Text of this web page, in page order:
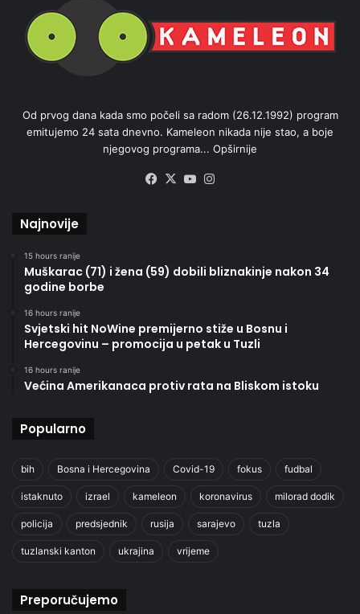
Od prvog dana kada smo počeli sa radom (26.12.1992) program
emitujemo 24 sata dnevno. Kameleon nikada nije stao, a boje
njegovog programa... Opširnije
Facebook
X YouTube
Najnovije
15 hours ranije
Muškarac (71) i žena (59) dobili bliznakinje nakon 34
godine borbe
16 hours ranije
Svjetski hit NoWine premijerno stiže u Bosnu i
Hercegovinu – promocija u petak u Tuzli
16 hours ranije
Većina Amerikanaca protiv rata na Bliskom istoku
Popularno
bih Bosna i Hercegovina Covid-19 fokus fudbal
istaknuto izrael kameleon koronavirus milorad dodik
policija predsjednik rusija sarajevo tuzla
tuzlanski kanton ukrajina vrijeme
Preporučujemo